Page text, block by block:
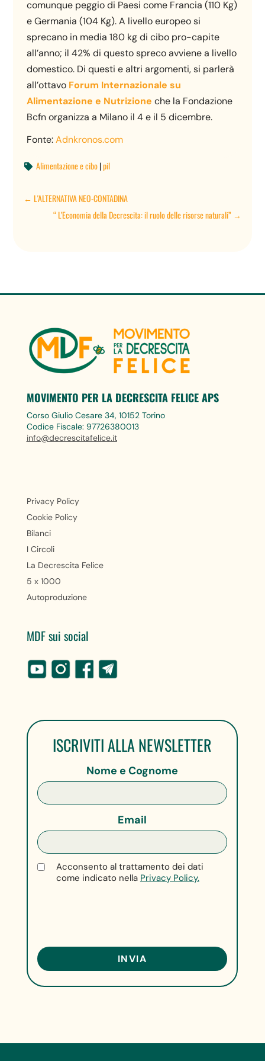
comunque peggio di Paesi come Francia (110 Kg)
e Germania (104 Kg). A livello europeo si
sprecano in media 180 kg di cibo pro-capite
all’anno; il 42% di questo spreco avviene a livello
domestico. Di questi e altri argomenti, si parlerà
all’ottavo Forum Internazionale su
Alimentazione e Nutrizione che la Fondazione
Bcfn organizza a Milano il 4 e il 5 dicembre.
Fonte:Adnkronos.com
 Alimentazione e cibo|pil
←L'ALTERNATIVA NEO-CONTADINA
“ L’Economia della Decrescita: il ruolo delle risorse naturali”→
MOVIMENTO PER LA DECRESCITA FELICE APS
Corso Giulio Cesare 34, 10152 Torino
Codice Fiscale: 97726380013
info@decrescitafelice.it
Privacy Policy
Cookie Policy
Bilanci
I Circoli
La Decrescita Felice
5 x 1000
Autoproduzione
MDF sui social
ISCRIVITI ALLA NEWSLETTER
Nome e Cognome
Email
Acconsento al trattamento dei dati
come indicato nella Privacy Policy.